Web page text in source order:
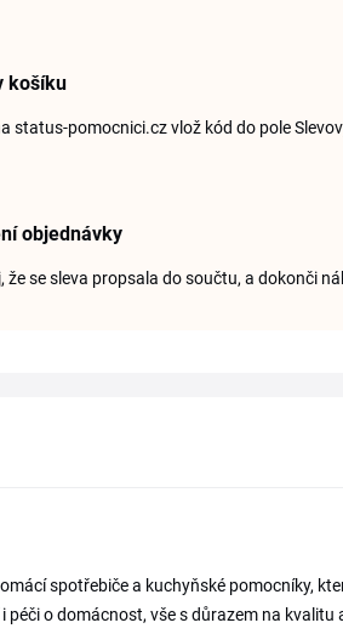
košíku
status-pomocnici.cz vlož kód do pole
objednávky
že se sleva propsala do součtu, a dokonči
spotřebiče a kuchyňské pomocníky,
péči o domácnost, vše s důrazem na